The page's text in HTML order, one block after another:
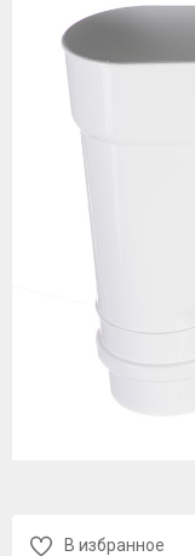
В избранное